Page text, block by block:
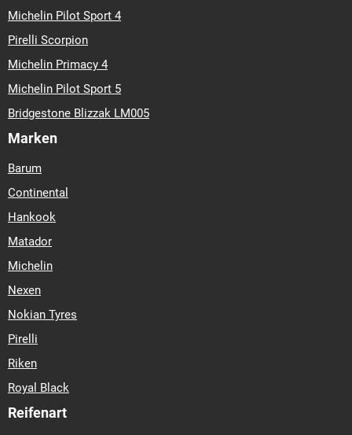
Michelin Pilot Sport 4
Pirelli Scorpion
Michelin Primacy 4
Michelin Pilot Sport 5
Bridgestone Blizzak LM005
Marken
Barum
Continental
Hankook
Matador
Michelin
Nexen
Nokian Tyres
Pirelli
Riken
Royal Black
Reifenart